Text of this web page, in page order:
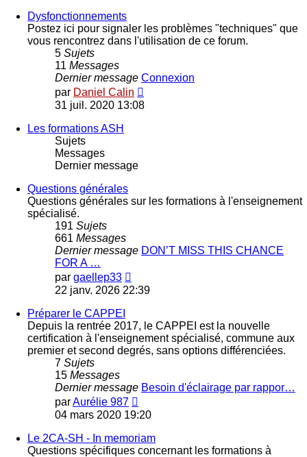
Dysfonctionnements
Postez ici pour signaler les problèmes "techniques" que
vous rencontrez dans l'utilisation de ce forum.
5 Sujets
11 Messages
Dernier message Connexion
par Daniel Calin
le
31 juil. 2020 13:08
Les formations ASH
Sujets
Messages
Dernier message
Questions générales
Questions générales sur les formations à l'enseignement
spécialisé.
191 Sujets
661 Messages
Dernier message DON’T MISS THIS CHANCE
FOR A …
par gaellep33
le
22 janv. 2026 22:39
Préparer le CAPPEI
Depuis la rentrée 2017, le CAPPEI est la nouvelle
certification à l'enseignement spécialisé, commune aux
premier et second degrés, sans options différenciées.
7 Sujets
15 Messages
Dernier message Besoin d'éclairage par rappor…
parAurélie 987
le
message
04 mars 2020 19:20
Le 2CA-SH - In memoriam
Questions spécifiques concernant les formations à